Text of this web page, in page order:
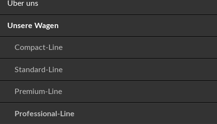
Über uns
Unsere Wagen
Compact-Line
Standard-Line
Premium-Line
Professional-Line